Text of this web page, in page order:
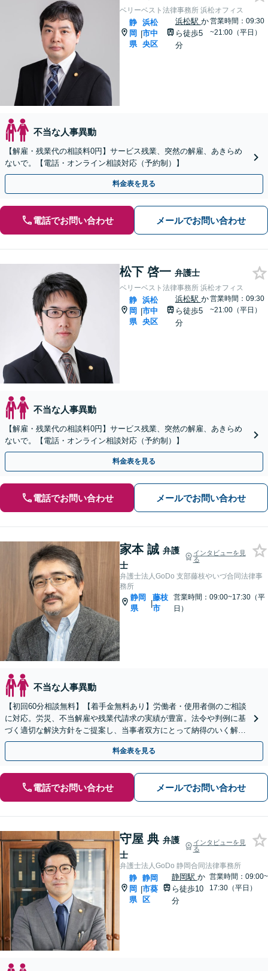
ベリーベスト法律事務所 浜松オフィス
静
岡
県
|
浜松
市中
央区
浜松駅 か
ら徒歩5
分
営業時間：09:30
~21:00（平日）
不当な人事異動
【解雇・残業代の相談料0円】サービス残業、突然の解雇、あきらめ
ないで。【電話・オンライン相談対応（予約制）】
料金表を見る
電話でお問い合わせ メールでお問い合わせ
松下 啓一 弁護士
ベリーベスト法律事務所 浜松オフィス
静
岡
県
|
浜松
市中
央区
浜松駅 か
ら徒歩5
分
営業時間：09:30
~21:00（平日）
不当な人事異動
【解雇・残業代の相談料0円】サービス残業、突然の解雇、あきらめ
ないで。【電話・オンライン相談対応（予約制）】
料金表を見る
電話でお問い合わせ メールでお問い合わせ
家本 誠 弁護
士
インタビューを見
る
弁護士法人GoDo 支部藤枝やいづ合同法律事
務所
静岡
県
|
藤枝
市
営業時間：09:00~17:30（平
日）
不当な人事異動
【初回60分相談無料】【着手金無料あり】労働者・使用者側のご相談
に対応。労災、不当解雇や残業代請求の実績が豊富。法令や判例に基
づく適切な解決方針をご提案し、当事者双方にとって納得のいく解決
を目指します【当日／休日／夜間／電話相談可】
料金表を見る
電話でお問い合わせ メールでお問い合わせ
守屋 典 弁護
士
インタビューを見
る
弁護士法人GoDo 静岡合同法律事務所
静
岡
県
|
静岡
市葵
区
静岡駅 か
ら徒歩10
分
営業時間：09:00~
17:30（平日）